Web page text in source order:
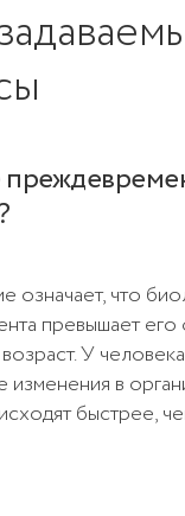
означает, что
превышает его
У
изменения в
быстрее,